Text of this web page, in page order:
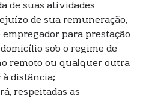
de suas atividades
de sua remuneração,
empregador para prestação
sob o regime de
remoto ou qualquer outra
à distância;
respeitadas as